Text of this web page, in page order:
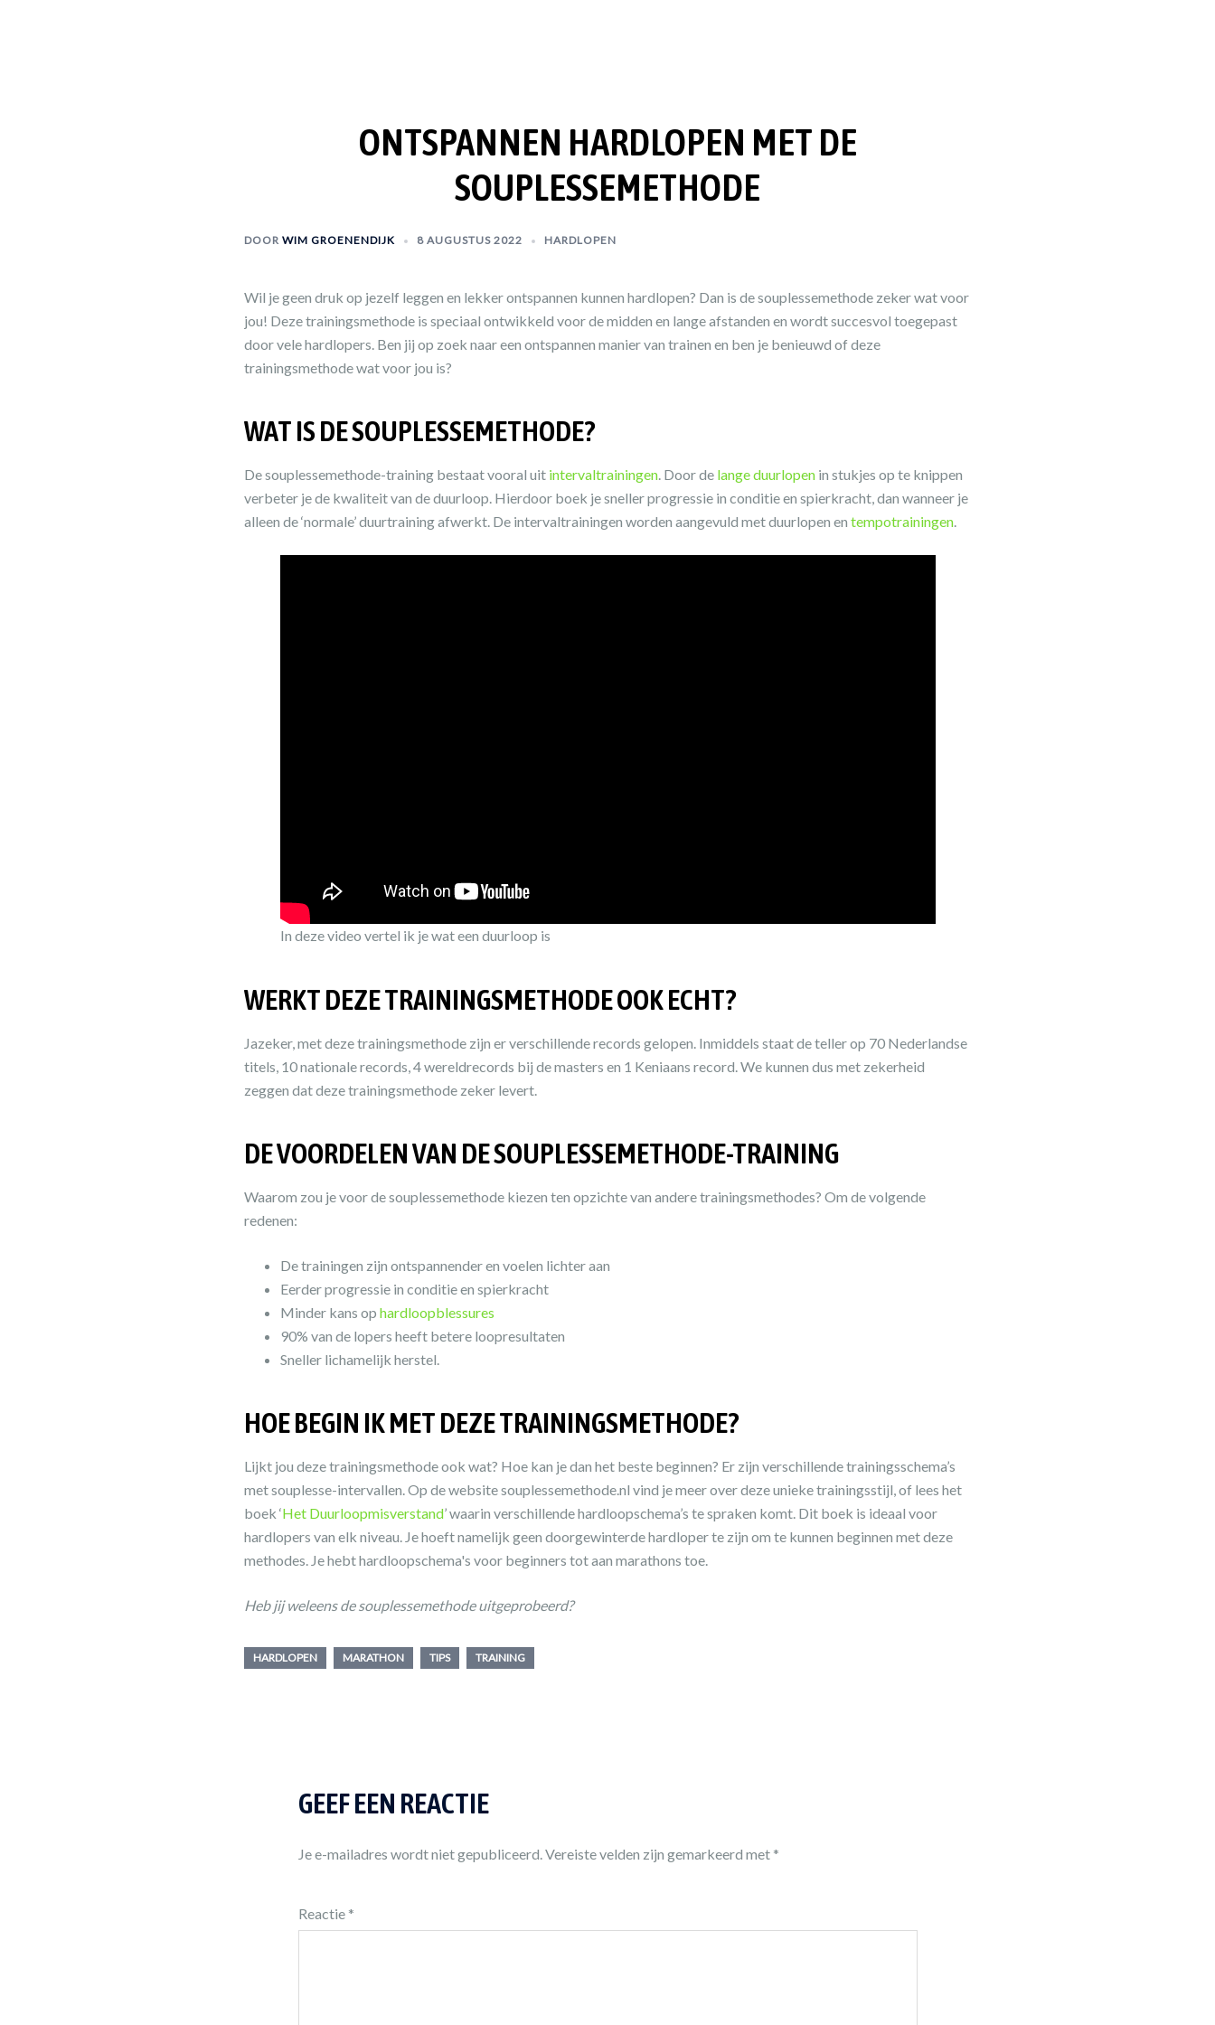
ONTSPANNEN HARDLOPEN MET DE
SOUPLESSEMETHODE
DOOR WIM GROENENDIJK 8 AUGUSTUS 2022 HARDLOPEN
Wil je geen druk op jezelf leggen en lekker ontspannen kunnen hardlopen? Dan is de souplessemethode zeker wat voor
jou! Deze trainingsmethode is speciaal ontwikkeld voor de midden en lange afstanden en wordt succesvol toegepast
door vele hardlopers. Ben jij op zoek naar een ontspannen manier van trainen en ben je benieuwd of deze
trainingsmethode wat voor jou is?
WAT IS DE SOUPLESSEMETHODE?
De souplessemethode-training bestaat vooral uit intervaltrainingen. Door de lange duurlopenin stukjes op te knippen
verbeter je de kwaliteit van de duurloop. Hierdoor boek je sneller progressie in conditie en spierkracht, dan wanneer je
alleen de ‘normale’ duurtraining afwerkt. De intervaltrainingen worden aangevuld met duurlopen en tempotrainingen.
In deze video vertel ik je wat een duurloop is
WERKT DEZE TRAININGSMETHODE OOK ECHT?
Jazeker, met deze trainingsmethode zijn er verschillende records gelopen. Inmiddels staat de teller op 70 Nederlandse
titels, 10 nationale records, 4 wereldrecords bij de masters en 1 Keniaans record. We kunnen dus met zekerheid
zeggen dat deze trainingsmethodezeker levert.
DE VOORDELEN VAN DE SOUPLESSEMETHODE-TRAINING
Waarom zou je voor de souplessemethode kiezen ten opzichte van andere trainingsmethodes? Om de volgende
redenen:
De trainingen zijn ontspannender en voelen lichter aan
Eerder progressie in conditie en spierkracht
Minder kans op hardloopblessures
90% van de lopers heeft betere loopresultaten
Sneller lichamelijk herstel.
HOE BEGIN IK MET DEZE TRAININGSMETHODE?
Lijkt jou deze trainingsmethode ook wat? Hoe kan je dan het beste beginnen? Er zijn verschillende trainingsschema’s
met souplesse-intervallen. Op de website souplessemethode.nl vind je meer over deze unieke trainingsstijl, of lees het
boek ‘Het Duurloopmisverstand’ waarin verschillende hardloopschema’s te spraken komt. Dit boek is ideaal voor
hardlopers van elk niveau. Je hoeft namelijk geen doorgewinterde hardloper te zijn om te kunnen beginnen met deze
methodes. Je hebt hardloopschema's voor beginners tot aan marathons toe.
Heb jij weleens de souplessemethode uitgeprobeerd?
HARDLOPEN MARATHON TIPS TRAINING
GEEF EEN REACTIE
Je e-mailadres wordt niet gepubliceerd.Vereiste velden zijn gemarkeerd met *
Reactie *